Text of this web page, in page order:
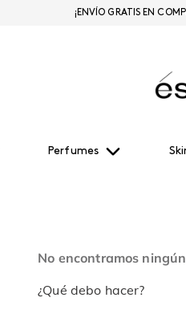
Perfumes
¡ENVÍO GRATIS EN
No encontramos
¿Qué debo hacer?